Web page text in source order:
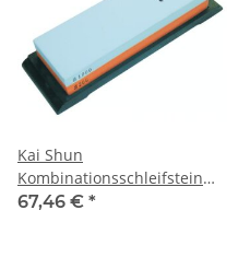
Kai Shun
Kombinationsschleifstein
Körnung 300/1000
67,46 € *